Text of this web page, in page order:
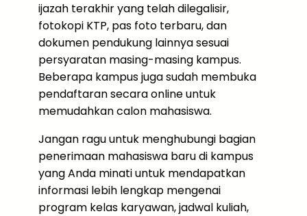
ijazah terakhir yang telah dilegalisir,
fotokopi KTP, pas foto terbaru, dan
dokumen pendukung lainnya sesuai
persyaratan masing-masing kampus.
Beberapa kampus juga sudah membuka
pendaftaran secara online untuk
memudahkan calon mahasiswa.
Jangan ragu untuk menghubungi bagian
penerimaan mahasiswa baru di kampus
yang Anda minati untuk mendapatkan
informasi lebih lengkap mengenai
program kelas karyawan, jadwal kuliah,